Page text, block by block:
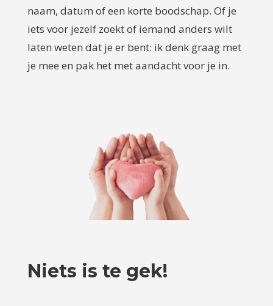
naam, datum of een korte boodschap. Of je
iets voor jezelf zoekt of iemand anders wilt
laten weten dat je er bent: ik denk graag met
je mee en pak het met aandacht voor je in.
Niets is te gek!